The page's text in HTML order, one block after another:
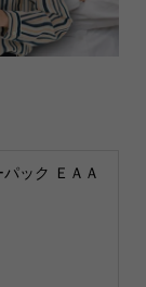
ック ＥＡＡ